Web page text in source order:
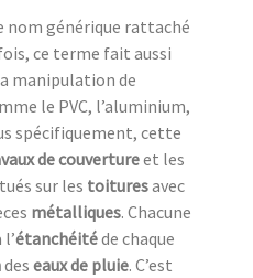
nom générique rattaché
ce terme fait aussi
manipulation de
le PVC, l’aluminium,
spécifiquement, cette
de couvertureet les
sur les toituresavec
métalliques. Chacune
étanchéitéde chaque
des eaux de pluie. C’est